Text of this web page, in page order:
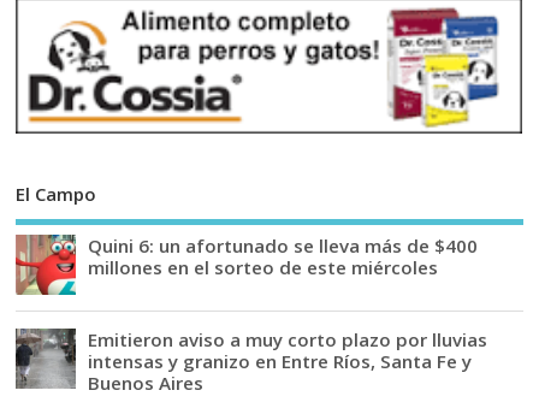
El Campo
Quini 6: un afortunado se lleva más de $400
millones en el sorteo de este miércoles
Emitieron aviso a muy corto plazo por lluvias
intensas y granizo en Entre Ríos, Santa Fe y
Buenos Aires